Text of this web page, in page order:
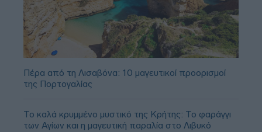
Πέρα από τη Λισαβόνα: 10 μαγευτικοί προορισμοί
της Πορτογαλίας
Το καλά κρυμμένο μυστικό της Κρήτης: Το φαράγγι
των Αγίων και η μαγευτική παραλία στο Λιβυκό